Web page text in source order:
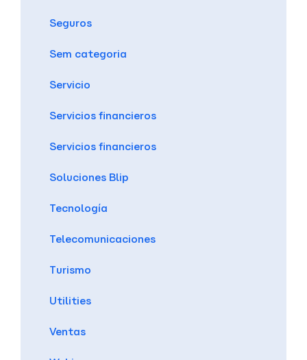
Seguros
Sem categoria
Servicio
Servicios financieros
Servicios financieros
Soluciones Blip
Tecnología
Telecomunicaciones
Turismo
Utilities
Ventas